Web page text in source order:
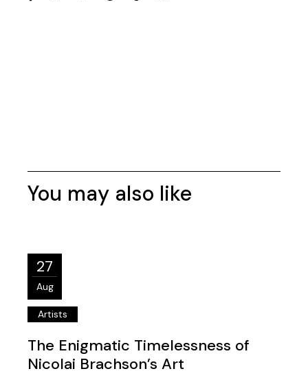
You may also like
27
Aug
Artists
The Enigmatic Timelessness of
Nicolai Brachson’s Art